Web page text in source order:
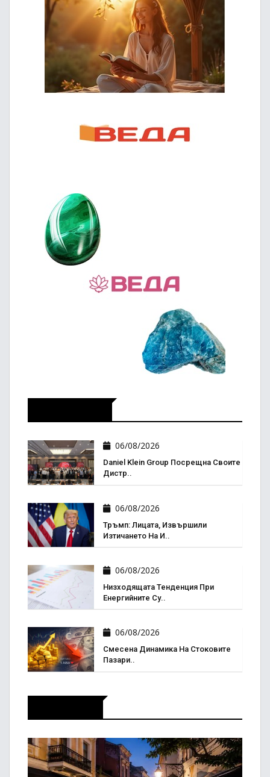
06/08/2026
Daniel Klein Group Посрещна Своите
Дистр..
06/08/2026
Тръмп: Лицата, Извършили
Изтичането На И..
06/08/2026
Низходящата Тенденция При
Енергийните Су..
06/08/2026
Смесена Динамика На Стоковите
Пазари..